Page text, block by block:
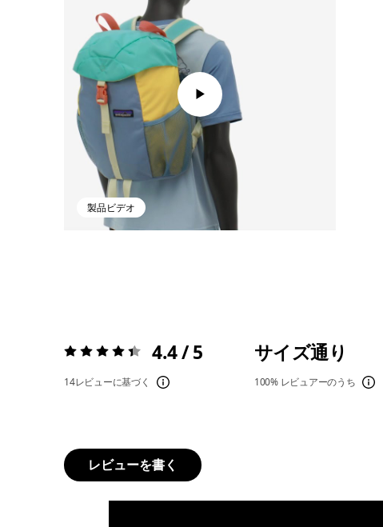
製品ビデオ
評価:4.4 / 5 4.4 / 5
14レビューに基づく
サイズ通り
100% レビュアーのうち
レビューを書く